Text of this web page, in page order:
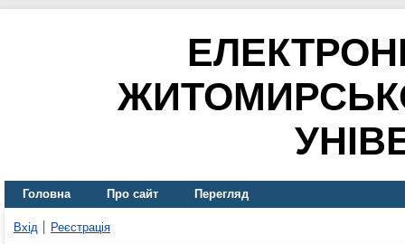
Головна Про сайт Перегляд
Вхід Реєстрація